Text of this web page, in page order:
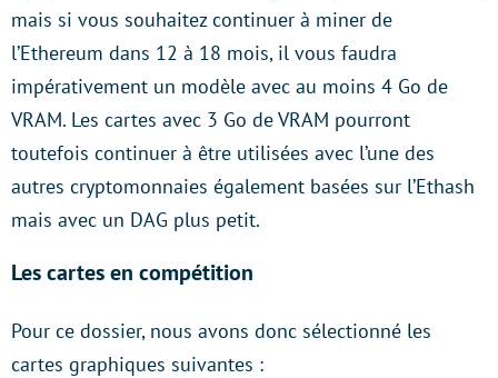
mais si vous souhaitez continuer à miner de
l’Ethereum dans 12 à 18 mois, il vous faudra
impérativement un modèle avec au moins 4 Go de
VRAM. Les cartes avec 3 Go de VRAM pourront
toutefois continuer à être utilisées avec l’une des
autres cryptomonnaies également basées sur l’Ethash
mais avec un DAG plus petit.
Les cartes en compétition
Pour ce dossier, nous avons donc sélectionné les
cartes graphiques suivantes :